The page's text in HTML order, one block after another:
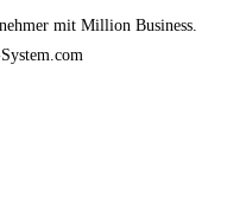
mit Million Business.